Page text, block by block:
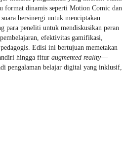
format dinamis seperti Motion Comic dan
bersinergi untuk menciptakan
para peneliti untuk mendiskusikan peran
efektivitas gamifikasi,
Edisi ini bertujuan memetakan
hingga fitur augmented reality—
pengalaman belajar digital yang inklusif,